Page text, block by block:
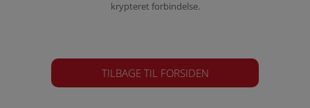
krypteret forbindelse.
TILBAGE TIL FORSIDEN